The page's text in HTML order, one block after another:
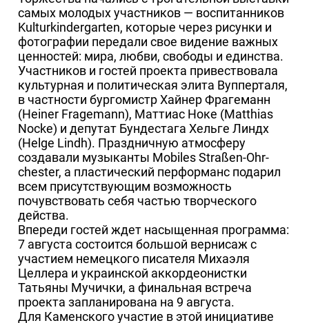
самых молодых участников — воспитанников
Kulturkindergarten, которые через рисунки и
фотографии передали свое видение важных
ценностей: мира, любви, свободы и единства.
Участников и гостей проекта привествовала
культурная и политическая элита Вупперталя,
в частности бургомистр Хайнер Фрагеманн
(Heiner Fragemann), Маттиас Ноке (Matthias
Nocke) и депутат Бундестага Хельге Линдх
(Helge Lindh). Праздничную атмосферу
создавали музыканты Mobiles Straßen-Ohr-
chester, а пластический перформанс подарил
всем присутствующим возможность
почувствовать себя частью творческого
действа.
Впереди гостей ждет насыщенная программа:
7 августа состоится большой вернисаж с
участием немецкого писателя Михаэля
Целлера и украинской аккордеонистки
Татьяны Мучички, а финальная встреча
проекта запланирована на 9 августа.
Для Каменского участие в этой инициативе